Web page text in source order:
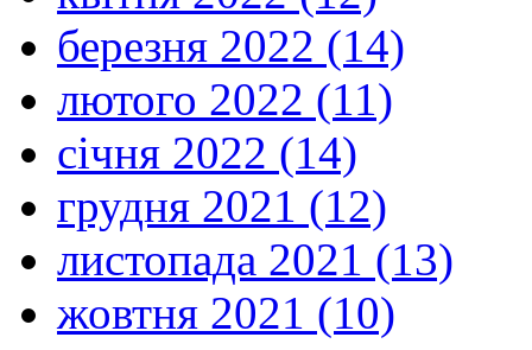
березня 2022 (14)
лютого 2022 (11)
січня 2022 (14)
грудня 2021 (12)
листопада 2021 (13)
жовтня 2021 (10)